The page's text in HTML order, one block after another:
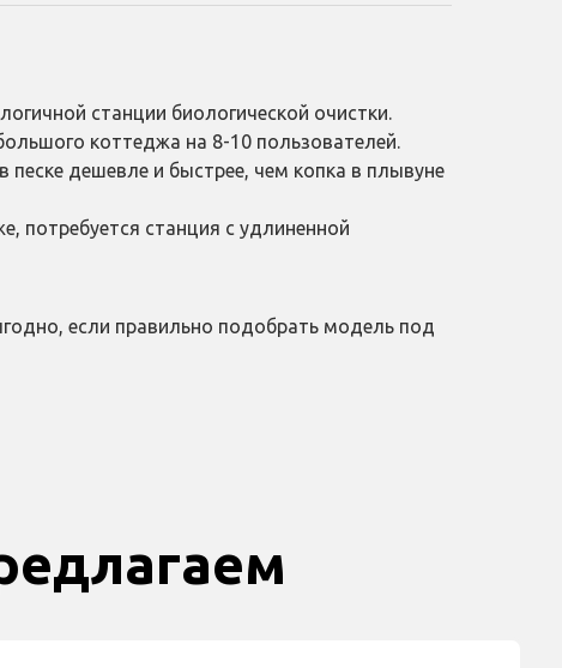
станции биологической очистки.
коттеджа на 8-10 пользователей.
песке дешевле и быстрее, чем копка в плывуне
потребуется станция с удлиненной
если правильно подобрать модель под